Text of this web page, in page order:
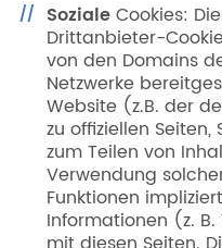
SozialeCookies:
Drittanbieter-
von den Domains
Netzwerke
Website (z.B. der
zu offiziellen
zum Teilen von
Verwendung
Funktionen
Informationen (z. B.